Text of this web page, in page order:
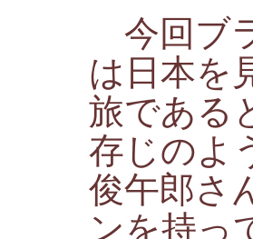
今回ブ
は日本を
旅である
存じのよ
俊午郎さ
ンを持っ